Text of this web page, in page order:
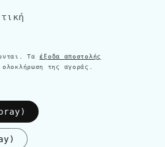
Τα έξοδα αποστολής
της αγοράς.